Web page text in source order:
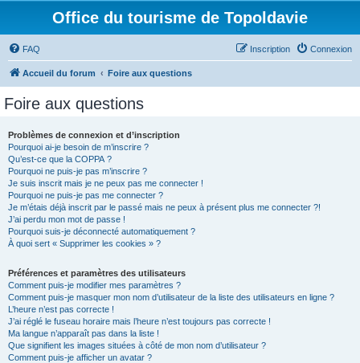
Office du tourisme de Topoldavie
FAQ Connexion
Inscription
Accueil du forum Foire aux questions
Foire aux questions
Problèmes de connexion et d’inscription
Pourquoi ai-je besoin de m’inscrire ?
Qu’est-ce que la COPPA ?
Pourquoi ne puis-je pas m’inscrire ?
Je suis inscrit mais je ne peux pas me connecter !
Pourquoi ne puis-je pas me connecter ?
Je m’étais déjà inscrit par le passé mais ne peux à présent plus me connecter ?!
J’ai perdu mon mot de passe !
Pourquoi suis-je déconnecté automatiquement ?
À quoi sert « Supprimer les cookies » ?
Préférences et paramètres des utilisateurs
Comment puis-je modifier mes paramètres ?
Comment puis-je masquer mon nom d’utilisateur de la liste des utilisateurs en ligne ?
L’heure n’est pas correcte !
J’ai réglé le fuseau horaire mais l’heure n’est toujours pas correcte !
Ma langue n’apparaît pas dans la liste !
Que signifient les images situées à côté de mon nom d’utilisateur ?
Comment puis-je afficher un avatar ?